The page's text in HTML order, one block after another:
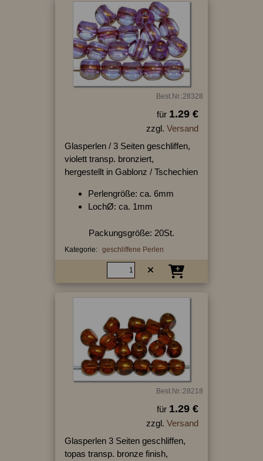
Best.Nr.:28328
für 1.29 €
zzgl. Versand
Glasperlen / 3 Seiten geschliffen,
violett transp. bronziert,
hergestellt in Gablonz / Tschechien
Perlengröße: ca. 6mm
LochØ: ca. 1mm
Packungsgröße: 20St.
Kategorie: geschliffene Perlen
Best.Nr.:28218
für 1.29 €
zzgl. Versand
Glasperlen 3 Seiten geschliffen,
topas transp. bronze finish,